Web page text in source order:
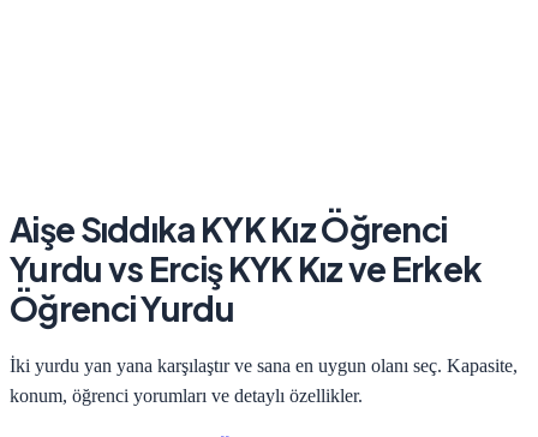
Aişe Sıddıka KYK Kız Öğrenci
Yurduvs Erciş KYK Kız ve Erkek
Öğrenci Yurdu
İki yurdu yan yana karşılaştır ve sana en uygun olanı seç. Kapasite,
konum, öğrenci yorumları ve detaylı özellikler.